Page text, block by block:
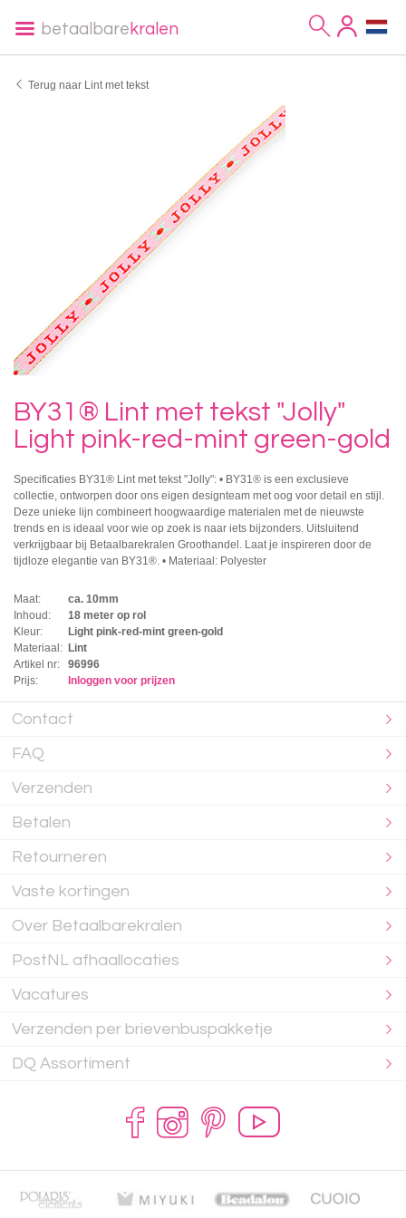
betaalbare kralen
Terug naar Lint met tekst
BY31® Lint met tekst "Jolly"
Light pink-red-mint green-gold
Specificaties BY31® Lint met tekst "Jolly": • BY31® is een exclusieve
collectie, ontworpen door ons eigen designteam met oog voor detail en stijl.
Deze unieke lijn combineert hoogwaardige materialen met de nieuwste
trends en is ideaal voor wie op zoek is naar iets bijzonders. Uitsluitend
verkrijgbaar bij Betaalbarekralen Groothandel. Laat je inspireren door de
tijdloze elegantie van BY31®. • Materiaal: Polyester
Maat:
ca. 10mm
Inhoud:
18 meter op rol
Kleur:
Light pink-red-mint green-gold
Materiaal: Lint
Artikel nr:
96996
Prijs:
Inloggen voor prijzen
Contact
FAQ
Verzenden
Betalen
Retourneren
Vaste kortingen
Over Betaalbarekralen
PostNL afhaallocaties
Vacatures
Verzenden per brievenbuspakketje
DQ Assortiment